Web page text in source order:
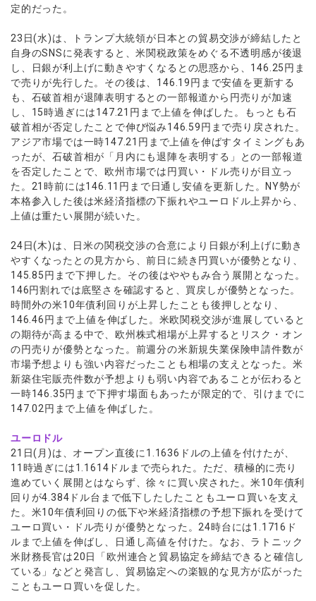
定的だった。
23日(水)は、トランプ大統領が日本との貿易交渉が締結したと
自身のSNSに発表すると、米関税政策をめぐる不透明感が後退
し、日銀が利上げに動きやすくなるとの思惑から、146.25円ま
で売りが先行した。その後は、146.19円まで安値を更新する
も、石破首相が退陣表明するとの一部報道から円売りが加速
し、15時過ぎには147.21円まで上値を伸ばした。もっとも石
破首相が否定したことで伸び悩み146.59円まで売り戻された。
アジア市場では一時147.21円まで上値を伸ばすタイミングもあ
ったが、石破首相が「月内にも退陣を表明する」との一部報道
を否定したことで、欧州市場では円買い・ドル売りが目立っ
た。21時前には146.11円まで日通し安値を更新した。NY勢が
本格参入した後は米経済指標の下振れやユーロドル上昇から、
上値は重たい展開が続いた。
24日(木)は、日米の関税交渉の合意により日銀が利上げに動き
やすくなったとの見方から、前日に続き円買いが優勢となり、
145.85円まで下押した。その後はややもみ合う展開となった。
146円割れでは底堅さを確認すると、買戻しが優勢となった。
時間外の米10年債利回りが上昇したことも後押しとなり、
146.46円まで上値を伸ばした。米欧関税交渉が進展していると
の期待が高まる中で、欧州株式相場が上昇するとリスク・オン
の円売りが優勢となった。前週分の米新規失業保険申請件数が
市場予想よりも強い内容だったことも相場の支えとなった。米
新築住宅販売件数が予想よりも弱い内容であることが伝わると
一時146.35円まで下押す場面もあったが限定的で、引けまでに
147.02円まで上値を伸ばした。
ユーロドル
21日(月)は、オープン直後に1.1636ドルの上値を付けたが、
11時過ぎには1.1614ドルまで売られた。ただ、積極的に売り
進めていく展開とはならず、徐々に買い戻された。米10年債利
回りが4.384ドル台まで低下したしたこともユーロ買いを支え
た。米10年債利回りの低下や米経済指標の予想下振れを受けて
ユーロ買い・ドル売りが優勢となった。24時台には1.1716ド
ルまで上値を伸ばし、日通し高値を付けた。なお、ラトニック
米財務長官は20日「欧州連合と貿易協定を締結できると確信し
ている」などと発言し、貿易協定への楽観的な見方が広がった
こともユーロ買いを促した。